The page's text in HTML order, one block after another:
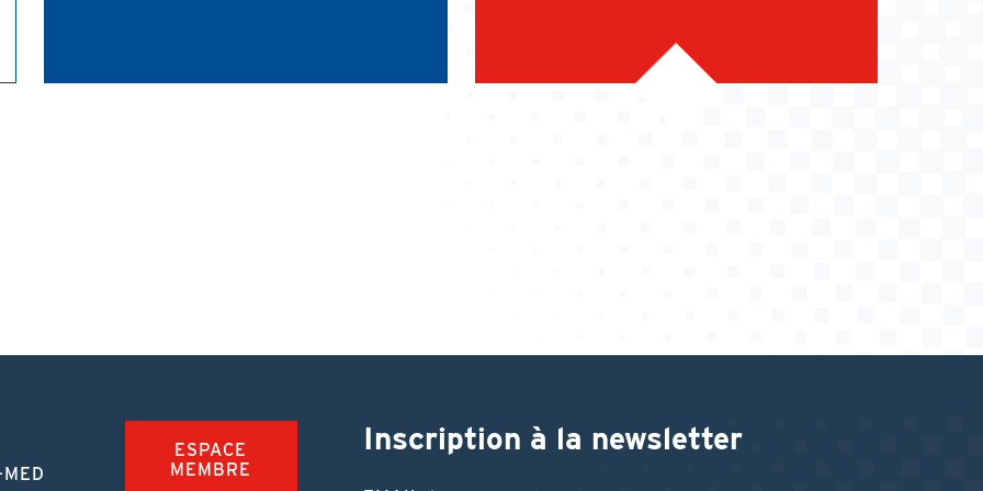
ESPACE
MEMBRE
Inscription à la newsletter